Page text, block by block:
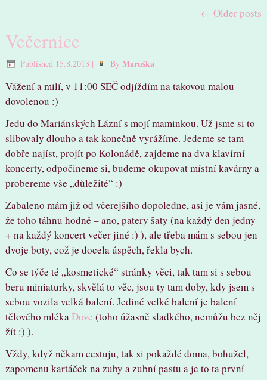
← Older posts
Večernice
Published 15.8.2013 | By Maruška
Vážení a milí, v 11:00 SEČ odjíždím na takovou malou
dovolenou :)
Jedu do Mariánských Lázní s mojí maminkou. Už jsme si to
slibovaly dlouho a tak konečně vyrážíme. Jedeme se tam
dobře najíst, projít po Kolonádě, zajdeme na dva klavírní
koncerty, odpočineme si, budeme okupovat místní kavárny a
probereme vše „důležité“ :)
Zabaleno mám již od včerejšího dopoledne, asi je vám jasné,
že toho táhnu hodně – ano, patery šaty (na každý den jedny
+ na každý koncert večer jiné :) ), ale třeba mám s sebou jen
dvoje boty, což je docela úspěch, řekla bych.
Co se týče té „kosmetické“ stránky věci, tak tam si s sebou
beru miniaturky, skvělá to věc, jsou ty tam doby, kdy jsem s
sebou vozila velká balení. Jediné velké balení je balení
tělového mlékaDove (toho úžasně sladkého, nemůžu bez něj
žít :) ).
Vždy, když někam cestuju, tak si pokaždé doma, bohužel,
zapomenu kartáček na zuby a zubní pastu a je to ta první